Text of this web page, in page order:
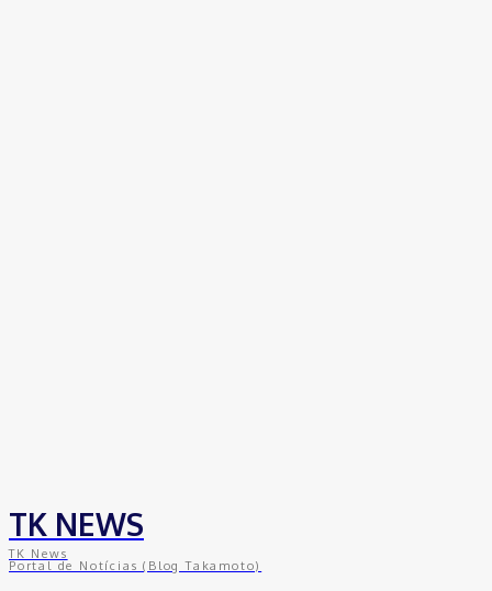
TK NEWS
TK News
Portal de Notícias (Blog Takamoto)